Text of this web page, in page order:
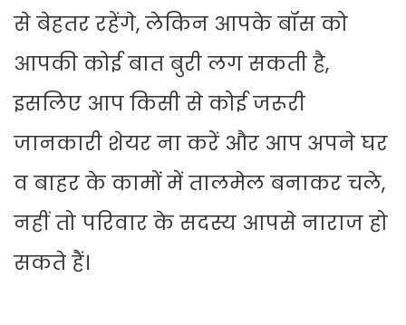
से बेहतर रहेंगे, लेकिन आपके बॉस को
आपकी कोई बात बुरी लग सकती है,
इसलिए आप किसी से कोई जरूरी
जानकारी शेयर ना करें और आप अपने घर
व बाहर के कामों में तालमेल बनाकर चले,
नहीं तो परिवार के सदस्य आपसे नाराज हो
सकते हैं।